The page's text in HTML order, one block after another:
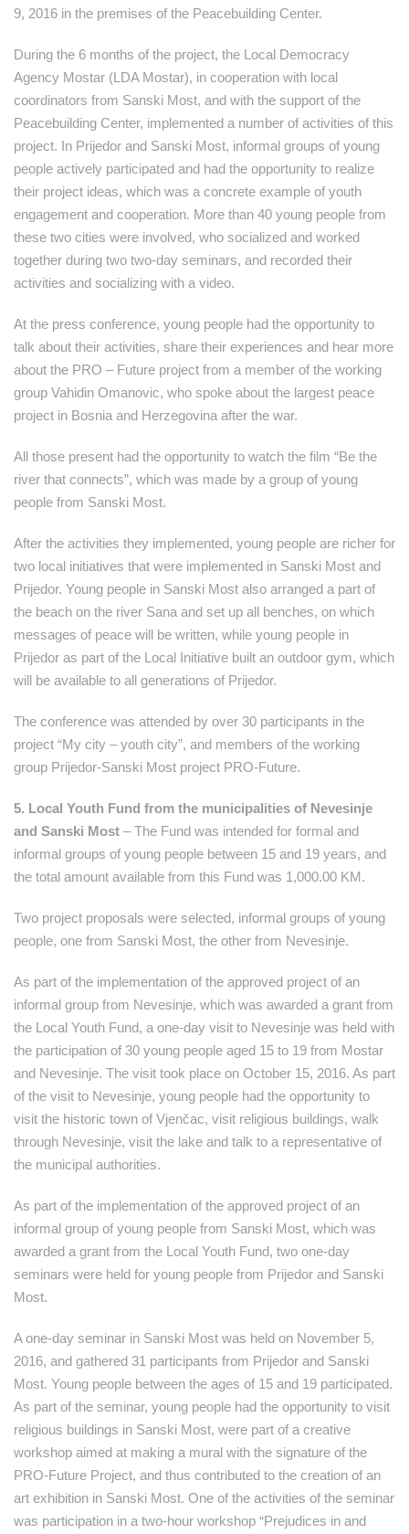
9, 2016 in the premises of the Peacebuilding Center.
During the 6 months of the project, the Local Democracy
Agency Mostar (LDA Mostar), in cooperation with local
coordinators from Sanski Most, and with the support of the
Peacebuilding Center, implemented a number of activities of this
project. In Prijedor and Sanski Most, informal groups of young
people actively participated and had the opportunity to realize
their project ideas, which was a concrete example of youth
engagement and cooperation. More than 40 young people from
these two cities were involved, who socialized and worked
together during two two-day seminars, and recorded their
activities and socializing with a video.
At the press conference, young people had the opportunity to
talk about their activities, share their experiences and hear more
about the PRO – Future project from a member of the working
group Vahidin Omanovic, who spoke about the largest peace
project in Bosnia and Herzegovina after the war.
All those present had the opportunity to watch the film “Be the
river that connects”, which was made by a group of young
people from Sanski Most.
After the activities they implemented, young people are richer for
two local initiatives that were implemented in Sanski Most and
Prijedor. Young people in Sanski Most also arranged a part of
the beach on the river Sana and set up all benches, on which
messages of peace will be written, while young people in
Prijedor as part of the Local Initiative built an outdoor gym, which
will be available to all generations of Prijedor.
The conference was attended by over 30 participants in the
project “My city – youth city”, and members of the working
group Prijedor-Sanski Most project PRO-Future.
5. Local Youth Fund from the municipalities of Nevesinje
and Sanski Most – The Fund was intended for formal and
informal groups of young people between 15 and 19 years, and
the total amount available from this Fund was 1,000.00 KM.
Two project proposals were selected, informal groups of young
people, one from Sanski Most, the other from Nevesinje.
As part of the implementation of the approved project of an
informal group from Nevesinje, which was awarded a grant from
the Local Youth Fund, a one-day visit to Nevesinje was held with
the participation of 30 young people aged 15 to 19 from Mostar
and Nevesinje. The visit took place on October 15, 2016. As part
of the visit to Nevesinje, young people had the opportunity to
visit the historic town of Vjenčac, visit religious buildings, walk
through Nevesinje, visit the lake and talk to a representative of
the municipal authorities.
As part of the implementation of the approved project of an
informal group of young people from Sanski Most, which was
awarded a grant from the Local Youth Fund, two one-day
seminars were held for young people from Prijedor and Sanski
Most.
A one-day seminar in Sanski Most was held on November 5,
2016, and gathered 31 participants from Prijedor and Sanski
Most. Young people between the ages of 15 and 19 participated.
As part of the seminar, young people had the opportunity to visit
religious buildings in Sanski Most, were part of a creative
workshop aimed at making a mural with the signature of the
PRO-Future Project, and thus contributed to the creation of an
art exhibition in Sanski Most. One of the activities of the seminar
was participation in a two-hour workshop “Prejudices in and